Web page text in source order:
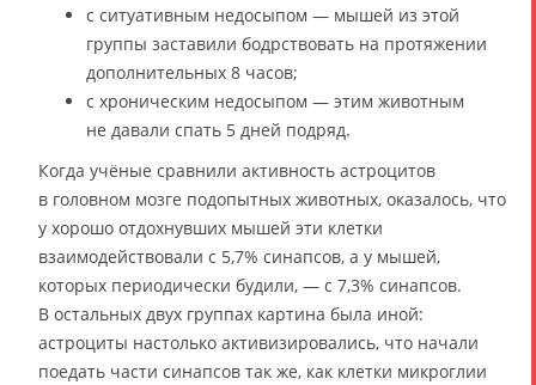
с ситуативным недосыпом — мышей из этой
группы заставили бодрствовать на протяжении
дополнительных 8 часов;
с хроническим недосыпом — этим животным
не давали спать 5 дней подряд.
Когда учёные сравнили активность астроцитов
в головном мозге подопытных животных, оказалось, что
у хорошо отдохнувших мышей эти клетки
взаимодействовали с 5,7% синапсов, а у мышей,
которых периодически будили, — с 7,3% синапсов.
В остальных двух группах картина была иной:
астроциты настолько активизировались, что начали
поедать части синапсов так же, как клетки микроглии